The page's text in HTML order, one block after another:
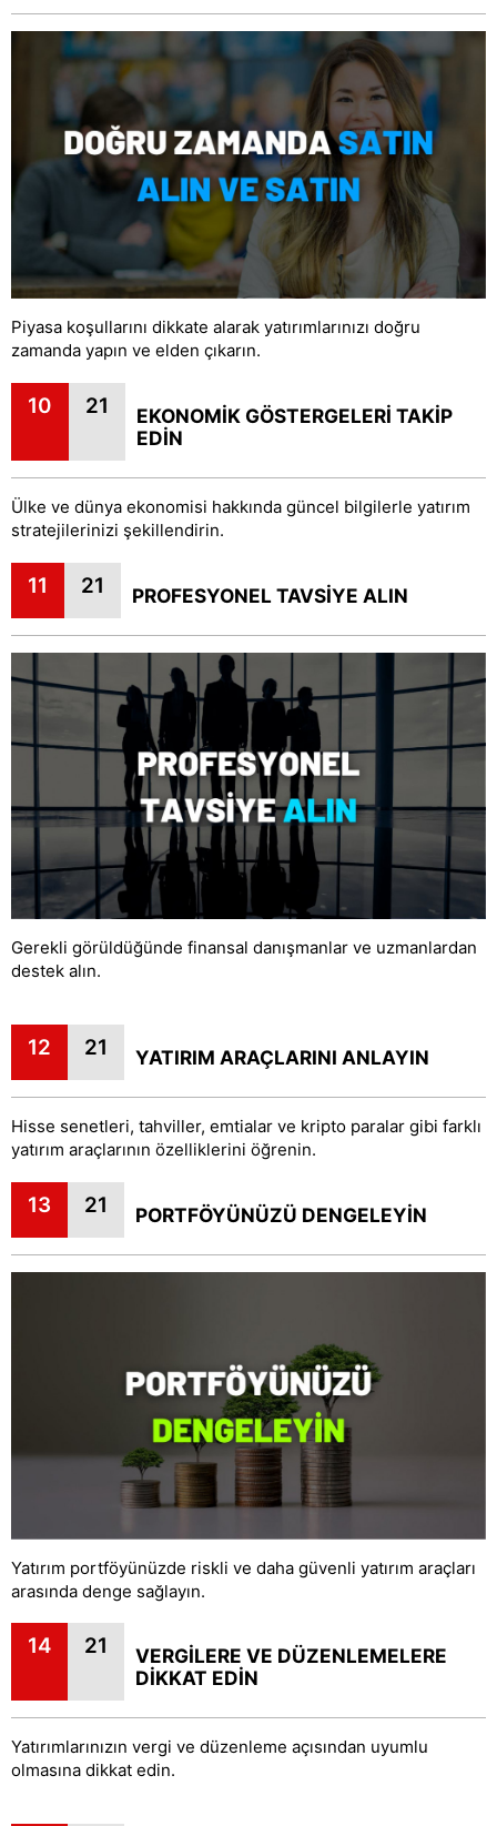
Piyasa koşullarını dikkate alarak yatırımlarınızı doğru
zamanda yapın ve elden çıkarın.
10 21
EKONOMİK GÖSTERGELERİ TAKİP
EDİN
Ülke ve dünya ekonomisi hakkında güncel bilgilerle yatırım
stratejilerinizi şekillendirin.
11 21 PROFESYONEL TAVSİYE ALIN
Gerekli görüldüğünde finansal danışmanlar ve uzmanlardan
destek alın.
12 21 YATIRIM ARAÇLARINI ANLAYIN
Hisse senetleri, tahviller, emtialar ve kripto paralar gibi farklı
yatırım araçlarının özelliklerini öğrenin.
13 21 PORTFÖYÜNÜZÜ DENGELEYİN
Yatırım portföyünüzde riskli ve daha güvenli yatırım araçları
arasında denge sağlayın.
14 21
VERGİLERE VE DÜZENLEMELERE
DİKKAT EDİN
Yatırımlarınızın vergi ve düzenleme açısından uyumlu
olmasına dikkat edin.